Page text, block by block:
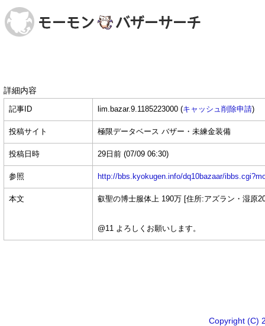
詳細内容
記事ID lim.bazar.9.1185223000 (キャッシュ削除申請)
投稿サイト 極限データベース バザー・未練金装備
投稿日時 29日前 (07/09 06:30)
参照 http://bbs.kyokugen.info/dq10bazaar/
本文 叡聖の博士服体上 190万 [住所:アズラン・湿原
@11 よろしくお願いします。
Copyright (C)